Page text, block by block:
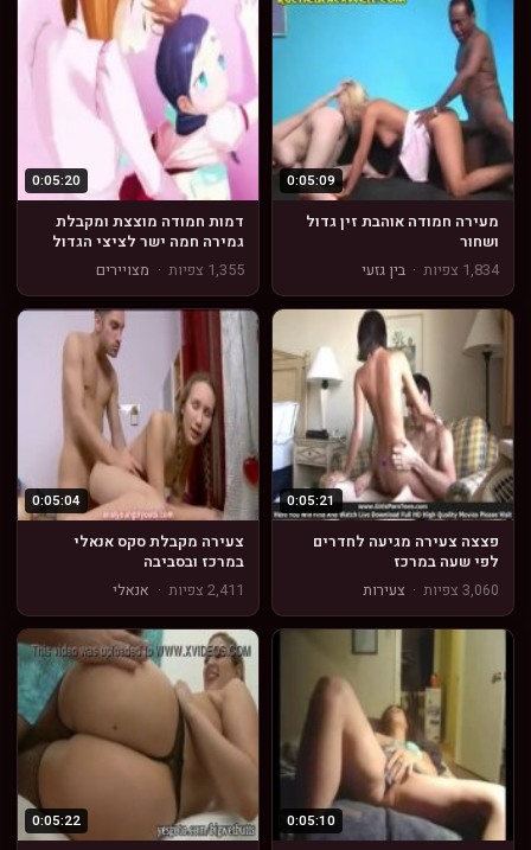
0:05:09
מעירה חמודה אוהבת זין גדול
ושחור
1,834 צפיות
· בין גזעי
0:05:20
דמות חמודה מוצצת ומקבלת
גמירה חמה ישר לציצי הגדול
שלה
1,355 צפיות · מצויירים
0:05:21
פצצה צעירה מגיעה לחדרים
לפי שעה במרכז
3,060 צפיות
· צעירות
0:05:04
צעירה מקבלת סקס אנאלי
במרכז ובסביבה
2,411 צפיות
· אנאלי
0:05:10
0:05:22